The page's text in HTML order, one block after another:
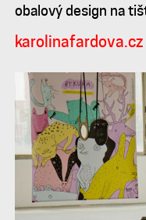
obalový design na
karolinafardova.cz